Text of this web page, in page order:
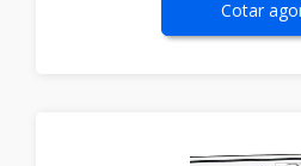
Cotar